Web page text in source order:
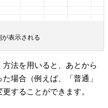
表示される
法を用いると、あとから
場合（例えば、「普通」
することができます。